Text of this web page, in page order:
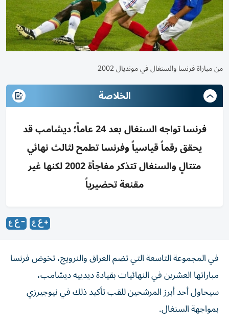
من مباراة فرنسا والسنغال في مونديال 2002
الخلاصة
فرنسا تواجه السنغال بعد 24 عاماً؛ ديشامب قد
يحقق رقماً قياسياً وفرنسا تطمح لثالث نهائي
متتالٍ والسنغال تتذكر مفاجأة 2002 لكنها غير
مقنعة تحضيرياً
في المجموعة التاسعة التي تضم العراق والنرويج، تخوض فرنسا
مباراتها العشرين في النهائيات بقيادة ديدييه ديشامب،
سيحاول أحد أبرز المرشحين للقب تأكيد ذلك في نيوجيرزي
بمواجهة السنغال.